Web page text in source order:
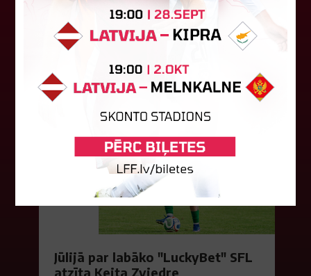
Konferences līgas kvalifikācijas trešajā kārtā
aizvadīja divi Latvijas klubi. FC RFS izbraukumā ar
0:2 zaudēja Čehijas "Jablonec"...
06. augusts 2026.
Jūlijā par labāko "LuckyBet" SFL
atzīta Keita Zviedre